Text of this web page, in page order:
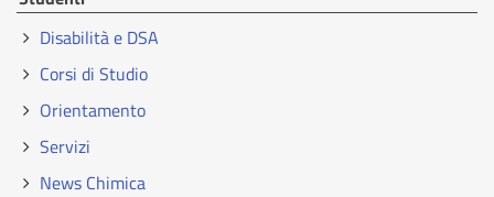
Disabilità e DSA
Corsi di Studio
Orientamento
Servizi
News Chimica